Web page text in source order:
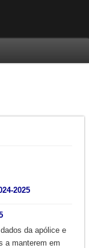
2025
da apólice e
a manterem em